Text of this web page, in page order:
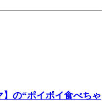
の“ポイポイ食べちゃ